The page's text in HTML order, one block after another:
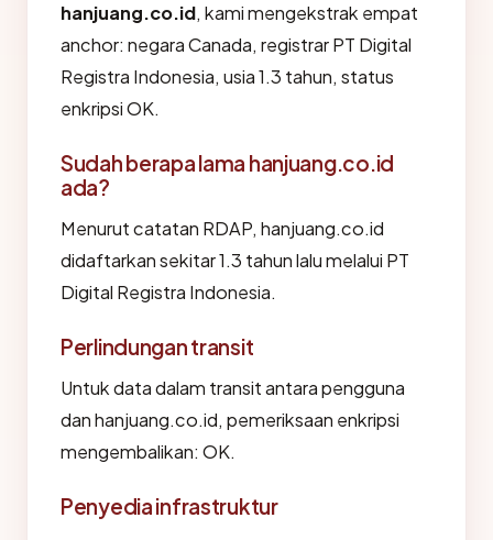
hanjuang.co.id, kami mengekstrak empat
anchor: negara Canada, registrar PT Digital
Registra Indonesia, usia 1.3 tahun, status
enkripsi OK.
Sudah berapa lama hanjuang.co.id
ada?
Menurut catatan RDAP, hanjuang.co.id
didaftarkan sekitar 1.3 tahun lalu melalui PT
Digital Registra Indonesia.
Perlindungan transit
Untuk data dalam transit antara pengguna
dan hanjuang.co.id, pemeriksaan enkripsi
mengembalikan: OK.
Penyedia infrastruktur